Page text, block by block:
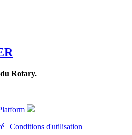
Rotary.
| Conditions d'utilisation